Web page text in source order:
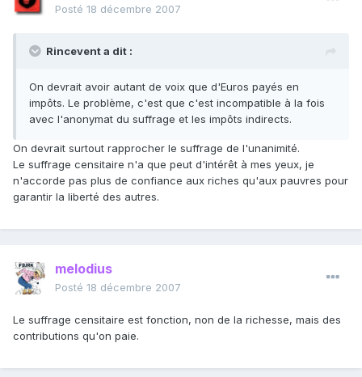
Posté 18 décembre 2007
Rincevent a dit :
On devrait avoir autant de voix que d'Euros payés en
impôts. Le problème, c'est que c'est incompatible à la fois
avec l'anonymat du suffrage et les impôts indirects.
On devrait surtout rapprocher le suffrage de l'unanimité.
Le suffrage censitaire n'a que peut d'intérêt à mes yeux, je
n'accorde pas plus de confiance aux riches qu'aux pauvres pour
garantir la liberté des autres.
melodius
Posté 18 décembre 2007
Le suffrage censitaire est fonction, non de la richesse, mais des
contributions qu'on paie.